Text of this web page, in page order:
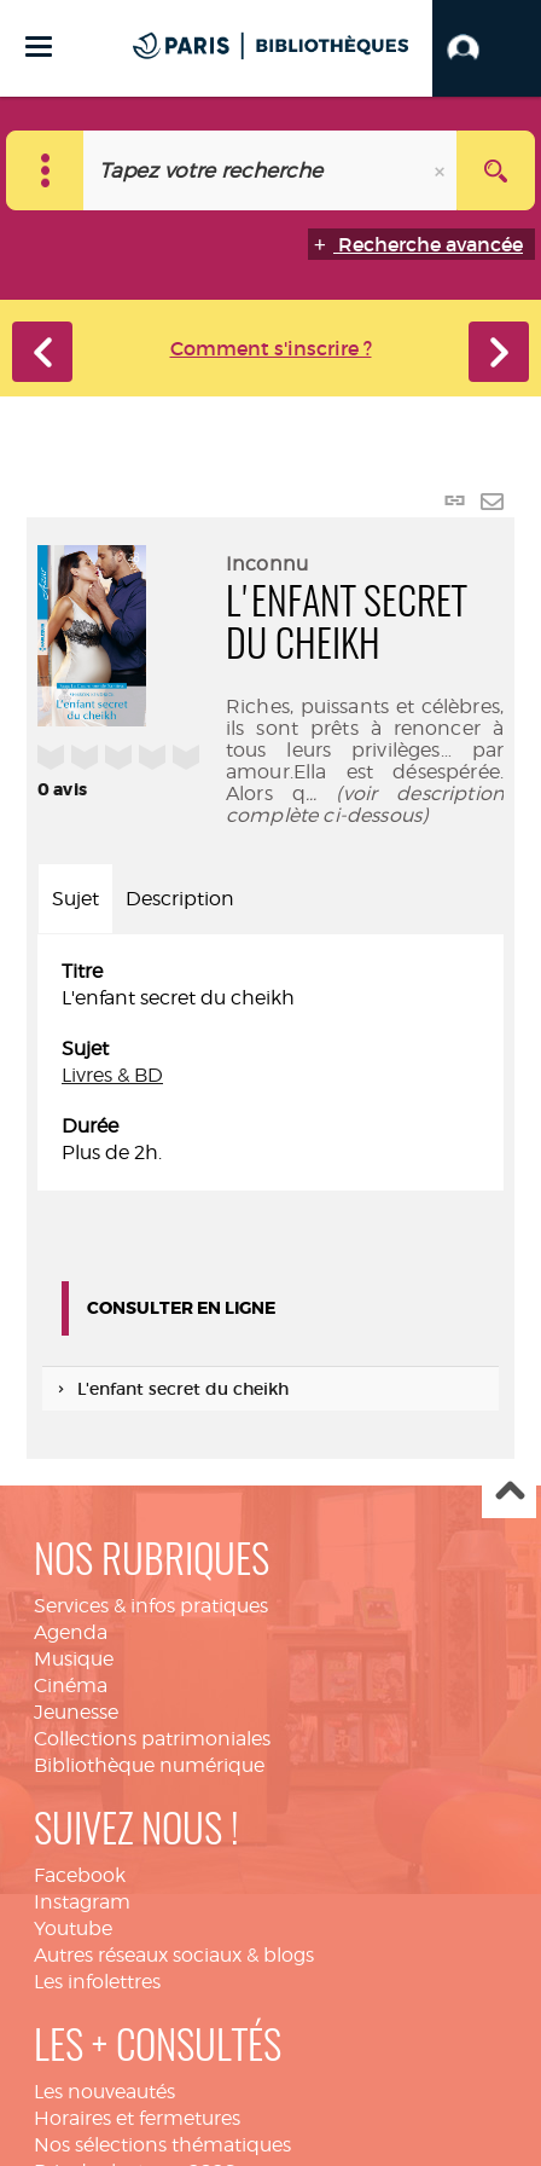
Recherche avancée
Comment s'inscrire ?
Lien
0avis
Inconnu
L'ENFANT SECRET
DU CHEIKH
Riches, puissants et célèbres,
ils sont prêts à renoncer à
tous leurs privilèges… par
amour.Ella est désespérée.
Alors q... (voir description
complète ci-dessous)
Sujet Description
Titre
L'enfant secret du cheikh
Sujet
Livres & BD
Durée
Plus de 2h.
CONSULTER EN LIGNE
L'enfant secret du cheikh
NOS RUBRIQUES
Services & infos pratiques
Agenda
Musique
Cinéma
Jeunesse
Collections patrimoniales
Bibliothèque numérique
SUIVEZ NOUS !
Facebook
Instagram
Youtube
Autres réseaux sociaux & blogs
Les infolettres
LES + CONSULTÉS
Les nouveautés
Horaires et fermetures
Nos sélections thématiques